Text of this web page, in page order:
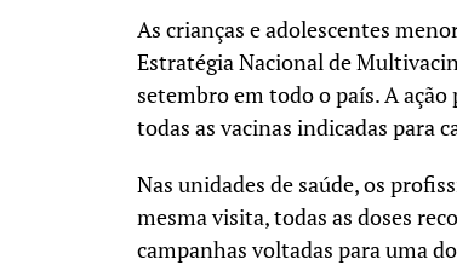
As crianças e adolescentes
Estratégia Nacional de
setembro em todo o país. A ação
todas as vacinas indicadas para
Nas unidades de saúde, os
mesma visita, todas as doses
campanhas voltadas para uma